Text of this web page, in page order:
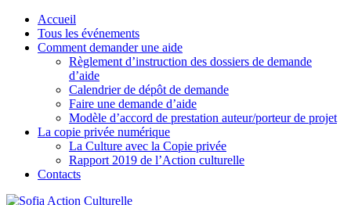
Accueil
Tous les événements
Comment demander une aide
Règlement d’instruction des dossiers de demande
d’aide
Calendrier de dépôt de demande
Faire une demande d’aide
Modèle d’accord de prestation auteur/porteur de projet
La copie privée numérique
La Culture avec la Copie privée
Rapport 2019 de l’Action culturelle
Contacts